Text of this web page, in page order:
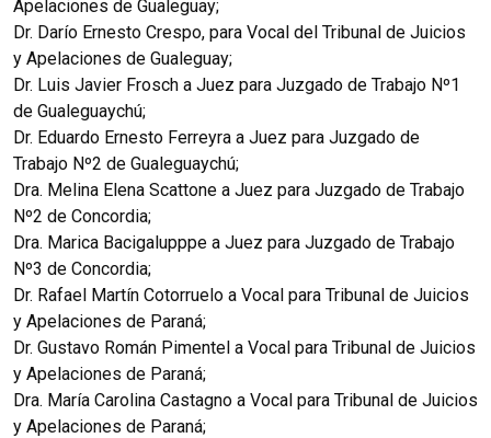
Apelaciones de Gualeguay;
Dr. Darío Ernesto Crespo, para Vocal del Tribunal de Juicios
y Apelaciones de Gualeguay;
Dr. Luis Javier Frosch a Juez para Juzgado de Trabajo Nº1
de Gualeguaychú;
Dr. Eduardo Ernesto Ferreyra a Juez para Juzgado de
Trabajo Nº2 de Gualeguaychú;
Dra. Melina Elena Scattone a Juez para Juzgado de Trabajo
Nº2 de Concordia;
Dra. Marica Bacigalupppe a Juez para Juzgado de Trabajo
Nº3 de Concordia;
Dr. Rafael Martín Cotorruelo a Vocal para Tribunal de Juicios
y Apelaciones de Paraná;
Dr. Gustavo Román Pimentel a Vocal para Tribunal de Juicios
y Apelaciones de Paraná;
Dra. María Carolina Castagno a Vocal para Tribunal de Juicios
y Apelaciones de Paraná;